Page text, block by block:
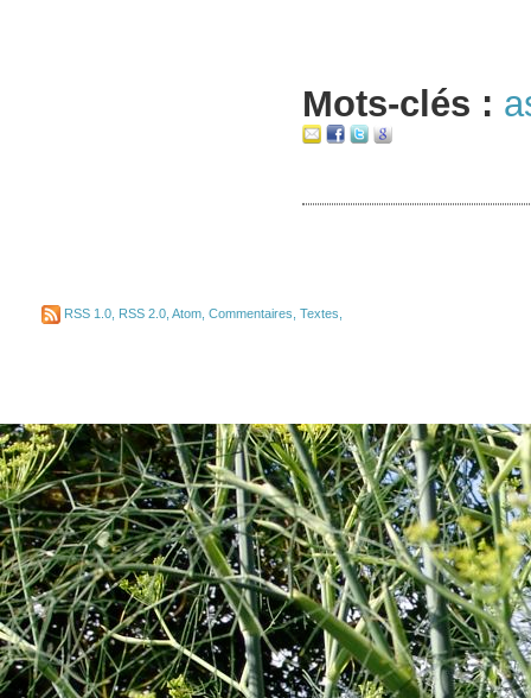
Mots-clés :
RSS 1.0 RSS 2.0 Atom Commentaires Textes